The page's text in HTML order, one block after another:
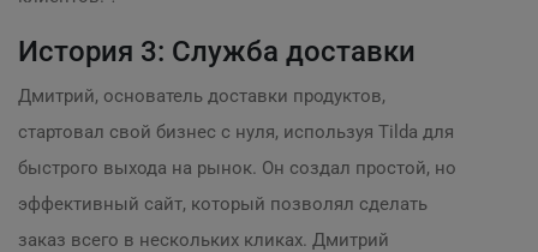
История 3: Служба доставки
Дмитрий, основатель доставки продуктов,
стартовал свой бизнес с нуля, используя Tilda для
быстрого выхода на рынок. Он создал простой, но
эффективный сайт, который позволял сделать
заказ всего в нескольких кликах. Дмитрий